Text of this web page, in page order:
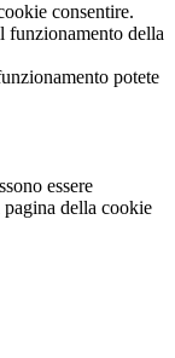
consentire.
funzionamento della
potete
essere
della cookie